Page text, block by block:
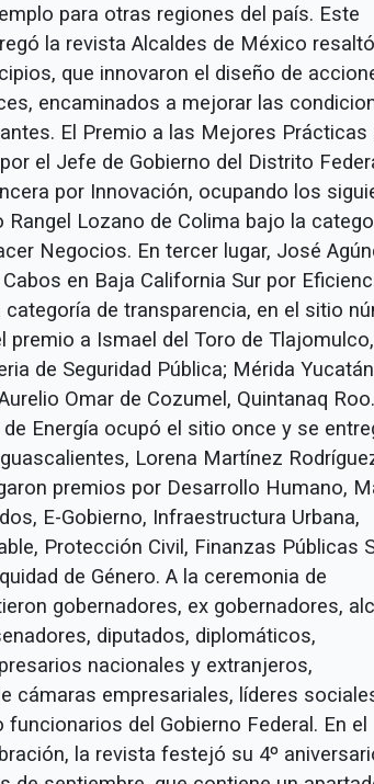
para otras regiones del país. Este
la revista Alcaldes de México
que innovaron el diseño de
encaminados a mejorar las
El Premio a las Mejores Prácticas
el Jefe de Gobierno del Distrito
por Innovación, ocupando los
Rangel Lozano de Colima bajo la
Negocios. En tercer lugar, José
en Baja California Sur por
categoría de transparencia, en el sitio
premio a Ismael del Toro de Tlajomulco,
de Seguridad Pública; Mérida
Omar de Cozumel, Quintanaq
Energía ocupó el sitio once y se
Lorena Martínez
premios por Desarrollo Humano,
E-Gobierno, Infraestructura Urbana,
Protección Civil, Finanzas Públicas
de Género. A la ceremonia de
gobernadores, ex gobernadores,
diputados, diplomáticos,
nacionales y extranjeros,
cámaras empresariales, líderes
del Gobierno Federal. En el
la revista festejó su 4º